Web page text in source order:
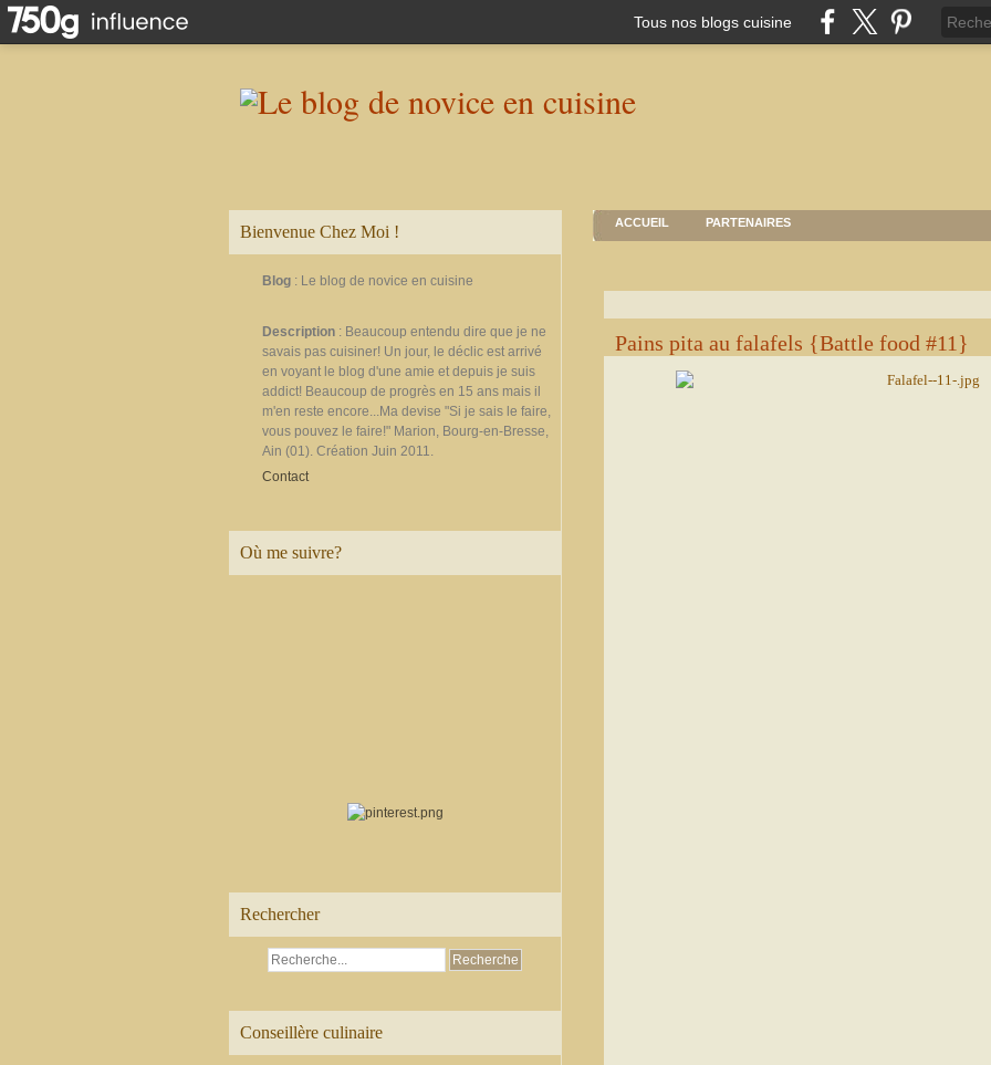
Tous nos blogs cuisine
Bienvenue Chez Moi !
Blog : Le blog de novice en cuisine
Description : Beaucoup entendu dire que je ne
savais pas cuisiner! Un jour, le déclic est arrivé
en voyant le blog d'une amie et depuis je suis
addict! Beaucoup de progrès en 15 ans mais il
m'en reste encore...Ma devise "Si je sais le faire,
vous pouvez le faire!" Marion, Bourg-en-Bresse,
Ain (01). Création Juin 2011.
Contact
Où me suivre?
Rechercher
Conseillère culinaire
ACCUEIL PARTENAIRES
Pains pita au falafels {Battle food #11}